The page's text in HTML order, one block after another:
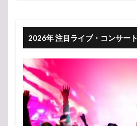
2026年 注目ライブ・コンサート